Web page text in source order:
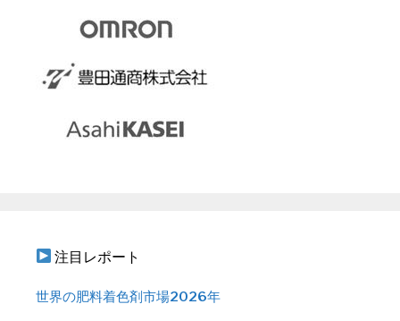
注目レポート
世界の肥料着色剤市場2026年